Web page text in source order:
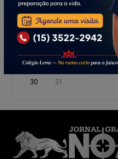
2 3 5
9 10 11
16
23 24 25 26
30 31